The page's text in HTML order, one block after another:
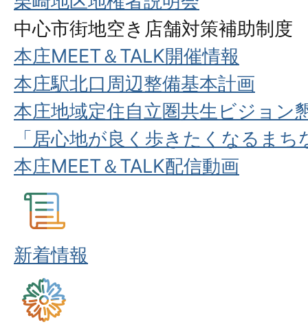
中心市街地空き店舗対策補助制度
本庄MEET＆TALK開催情報
本庄駅北口周辺整備基本計画
本庄地域定住自立圏共生ビジョン
「居心地が良く歩きたくなるま
本庄MEET＆TALK配信動画
新着情報